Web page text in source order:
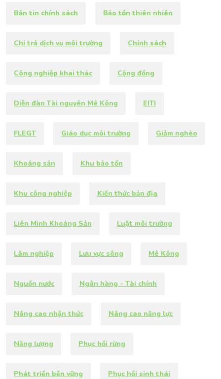
Bản tin chính sách Bảo tồn thiên nhiên
Chi trả dịch vụ môi trường Chính sách
Công nghiệp khai thác Cộng đồng
Diễn đàn Tài nguyên Mê Kông EITI
FLEGT Giáo dục môi trường Giảm nghèo
Khoáng sản Khu bảo tồn
Khu công nghiệp Kiến thức bản địa
Liên Minh Khoáng Sản Luật môi trường
Lâm nghiệp Lưu vực sông Mê Kông
Nguồn nước Ngân hàng - Tài chính
Nâng cao nhận thức Nâng cao năng lực
Năng lượng Phục hồi rừng
Phát triển bền vững Phục hồi sinh thái